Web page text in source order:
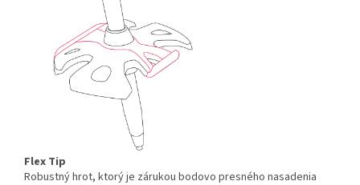
Flex Tip
Robustný hrot, ktorý je zárukou bodovo presného nasadenia